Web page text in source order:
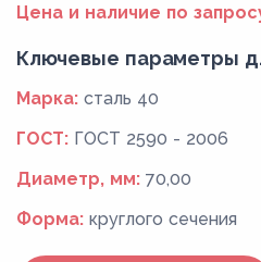
Цена и наличие по
Ключевые параметры
Марка: сталь 40
ГОСТ: ГОСТ 2590 - 2006
Диаметр, мм: 70,00
Форма: круглого сечения